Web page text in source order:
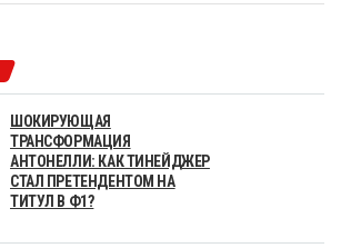
ШОКИРУЮЩАЯ
ТРАНСФОРМАЦИЯ
АНТОНЕЛЛИ: КАК ТИНЕЙДЖЕР
СТАЛ ПРЕТЕНДЕНТОМ НА
ТИТУЛ В Ф1?